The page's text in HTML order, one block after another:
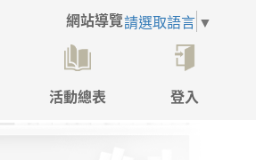
網站導覽請選取語言 ▼
活動總表
登入